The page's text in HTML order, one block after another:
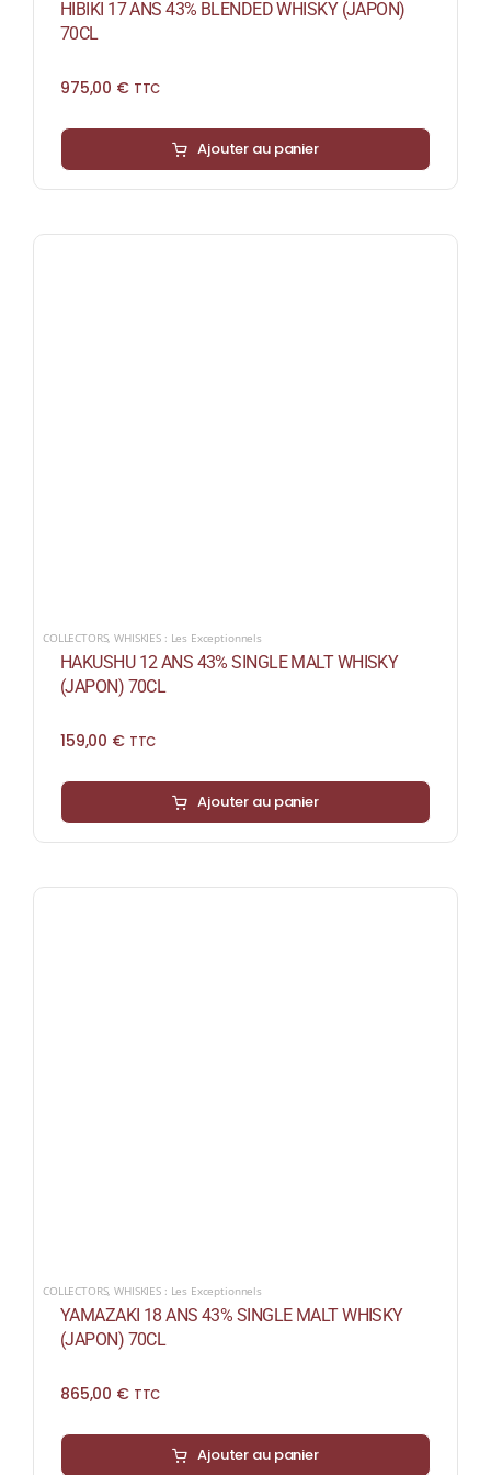
HIBIKI 17 ANS 43% BLENDED WHISKY (JAPON)
70CL
975,00 € TTC
Ajouter au panier
COLLECTORS,WHISKIES : Les Exceptionnels
HAKUSHU 12 ANS 43% SINGLE MALT WHISKY
(JAPON) 70CL
159,00 € TTC
Ajouter au panier
COLLECTORS,WHISKIES : Les Exceptionnels
YAMAZAKI 18 ANS 43% SINGLE MALT WHISKY
(JAPON) 70CL
865,00 € TTC
Ajouter au panier